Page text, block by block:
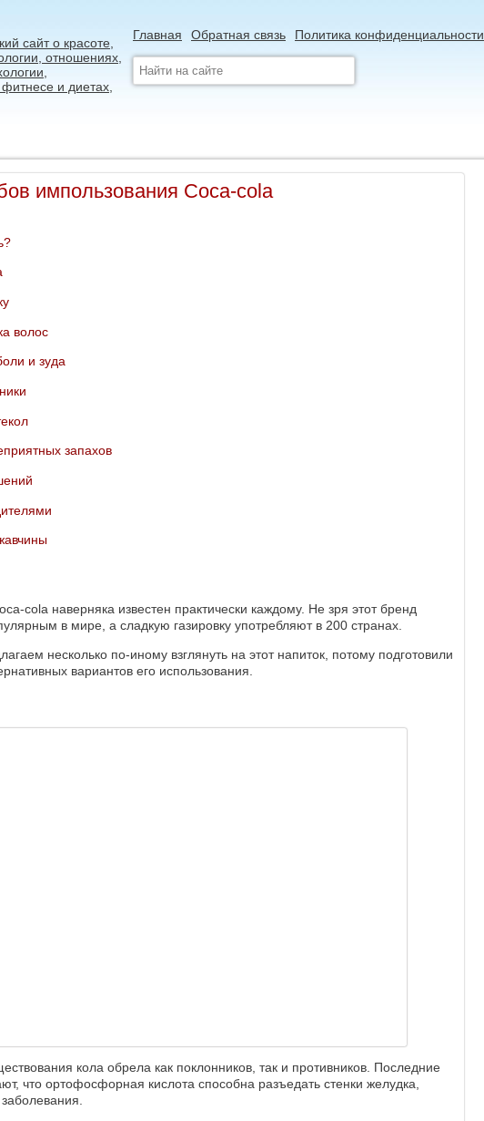
Главная Обратная связь Политика конфиденциальности
импользования Coca-cola
волос
и зуда
запахов
cola наверняка известен практически каждому. Не зря этот бренд
в мире, а сладкую газировку употребляют в 200 странах.
несколько по-иному взглянуть на этот напиток, потому подготовили
вариантов его использования.
кола обрела как поклонников, так и противников. Последние
что ортофосфорная кислота способна разъедать стенки желудка,